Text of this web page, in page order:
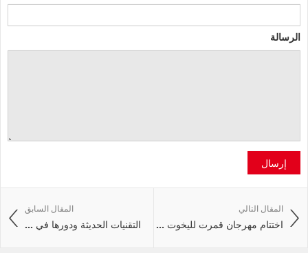
الرسالة
إرسال
المقال السابق
التقنيات الحديثة ودورها في ...
المقال التالي
اختتام مهرجان قمرت لليخوت ...